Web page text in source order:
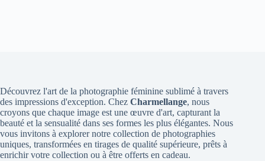
Découvrez l'art de la photographie féminine sublimé à travers
des impressions d'exception. Chez Charmellange, nous
croyons que chaque image est une œuvre d'art, capturant la
beauté et la sensualité dans ses formes les plus élégantes. Nous
vous invitons à explorer notre collection de photographies
uniques, transformées en tirages de qualité supérieure, prêts à
enrichir votre collection ou à être offerts en cadeau.